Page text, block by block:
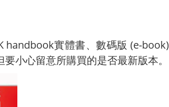
實體書、數碼版 (e-
小心留意所購買的是否最新版本。